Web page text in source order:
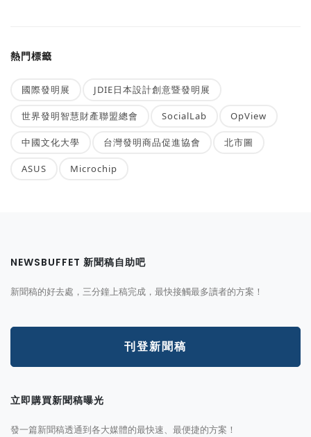
熱門標籤
國際發明展 JDIE日本設計創意暨發明展
世界發明智慧財產聯盟總會 SocialLab OpView
中國文化大學 台灣發明商品促進協會 北市圖
ASUS Microchip
NEWSBUFFET 新聞稿自助吧
新聞稿的好去處，三分鐘上稿完成，最快接觸最多讀者的方案！
刊登新聞稿
立即購買新聞稿曝光
發一篇新聞稿透通到各大媒體的最快速、最便捷的方案！